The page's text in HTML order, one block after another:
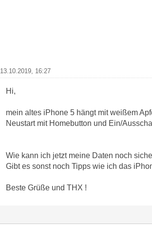
13.10.2019, 16:27
Hi,
mein altes iPhone 5 hängt mit weißem
Neustart mit Homebutton und Ein/
Wie kann ich jetzt meine Daten noch
Gibt es sonst noch Tipps wie ich das
Beste Grüße und THX !